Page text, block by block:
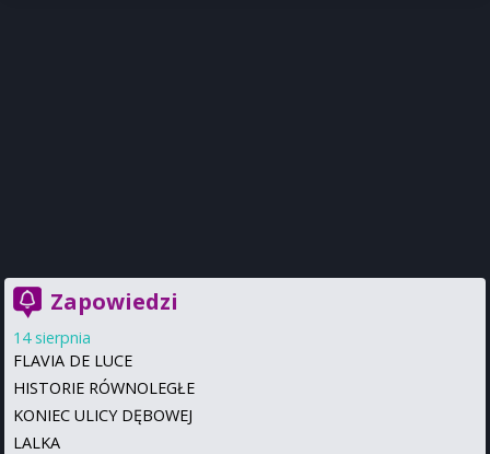
Zapowiedzi
14 sierpnia
FLAVIA DE LUCE
HISTORIE RÓWNOLEGŁE
KONIEC ULICY DĘBOWEJ
LALKA